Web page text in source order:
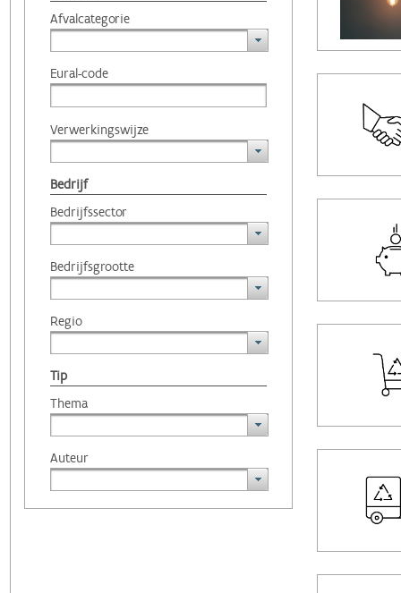
Afvalcategorie
Eural-code
Verwerkingswijze
Bedrijf
Bedrijfssector
Bedrijfsgrootte
Regio
Tip
Thema
Auteur